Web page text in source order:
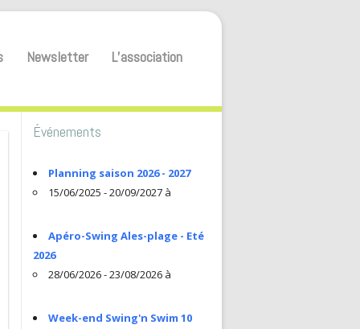
Newsletter L’association
Événements
Planning saison 2026 - 2027
15/06/2025 - 20/09/2027 à
Apéro-Swing Ales-plage - Eté
2026
28/06/2026 - 23/08/2026 à
Week-end Swing'n Swim 10